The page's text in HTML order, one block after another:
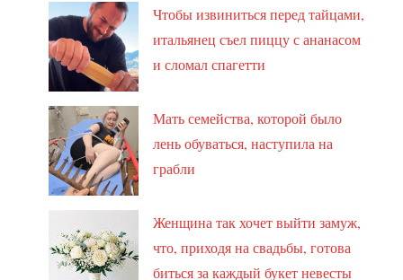
Чтобы извиниться перед тайцами,
итальянец съел пиццу с ананасом
и сломал спагетти
Мать семейства, которой было
лень обуваться, наступила на
грабли
Женщина так хочет выйти замуж,
что, приходя на свадьбы, готова
биться за каждый букет невесты